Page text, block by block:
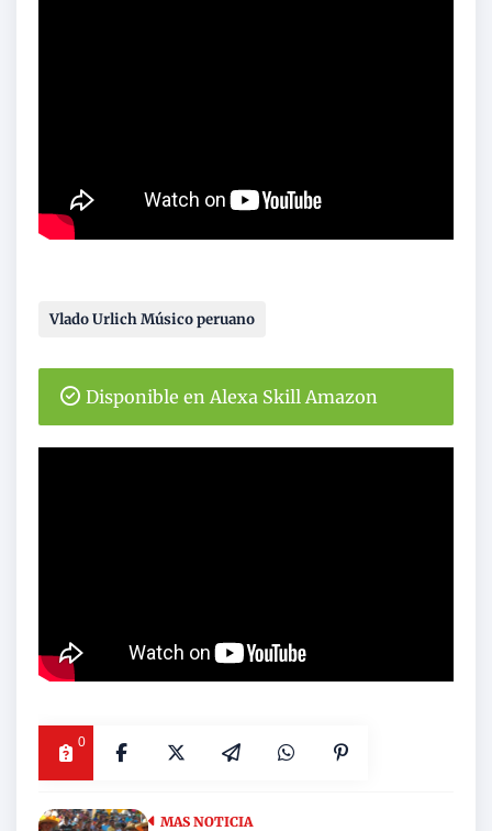
Vlado Urlich Músico peruano
Disponible en Alexa Skill Amazon
0
MAS NOTICIA